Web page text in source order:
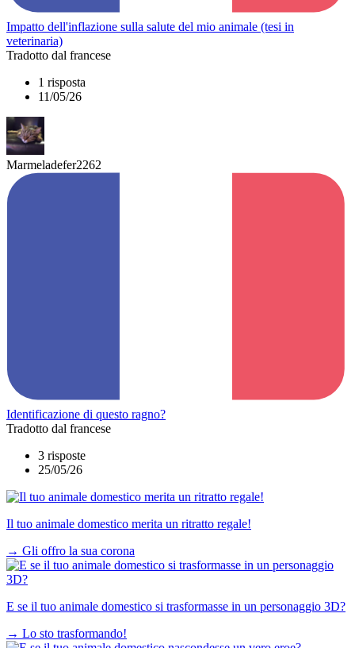
Impatto dell'inflazione sulla salute del mio animale (tesi in
veterinaria)
Tradotto dal francese
1 risposta
11/05/26
Marmeladefer2262
Identificazione di questo ragno?
Tradotto dal francese
3 risposte
25/05/26
Il tuo animale domestico merita un ritratto regale!
→ Gli offro la sua corona
E se il tuo animale domestico si trasformasse in un personaggio 3D?
→ Lo sto trasformando!